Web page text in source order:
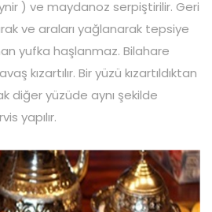
) ve maydanoz serpiştirilir. Geri
ve araları yağlanarak tepsiye
yufka haşlanmaz. Bilahare
kızartılır. Bir yüzü kızartıldıktan
diğer yüzüde aynı şekilde
yapılır.